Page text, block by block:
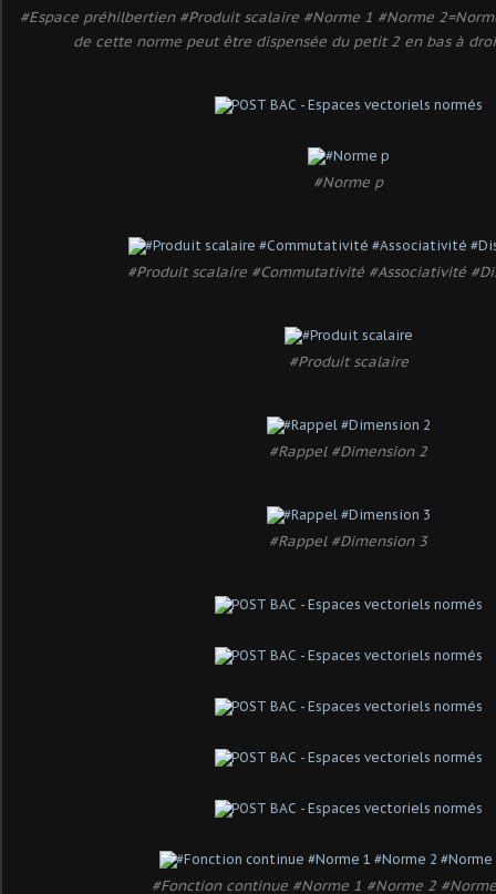
#Espace préhilbertien #Produit scalaire #Norme 1 #Norme
de cette norme peut être dispensée du petit 2 en bas à
#Norme p
#Produit scalaire #Commutativité #Associativité
#Produit scalaire
#Rappel #Dimension 2
#Rappel #Dimension 3
#Fonction continue #Norme 1 #Norme 2